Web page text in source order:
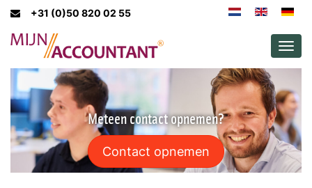
+31 (0)50 820 02 55
Meteen contact opnemen?
Contact opnemen